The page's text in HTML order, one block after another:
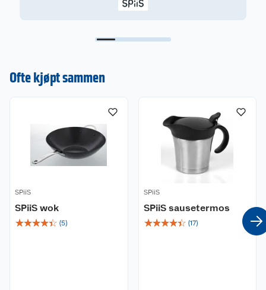
Ofte kjøpt sammen
SPiiS
SPiiS wok
☆☆☆☆☆ (5)
SPiiS
SPiiS sausetermos
☆☆☆☆☆ (17)